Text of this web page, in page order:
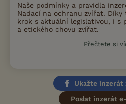
Naše podmínky a pravidla
Nadací na ochranu zvířat. Díky
krok s aktuální legislativou, i s
a etického chovu zvířat.
Přečtete si
Ukažte inzerát
Poslat inzerát